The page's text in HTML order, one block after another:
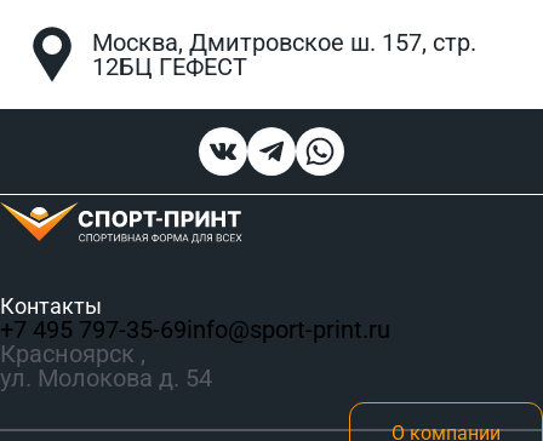
Москва, Дмитровское ш. 157, стр.
12БЦ ГЕФЕСТ
Контакты
+7 495 797‑35-69info@sport-print.ru
Красноярск ,
ул. Молокова д. 54
О компании